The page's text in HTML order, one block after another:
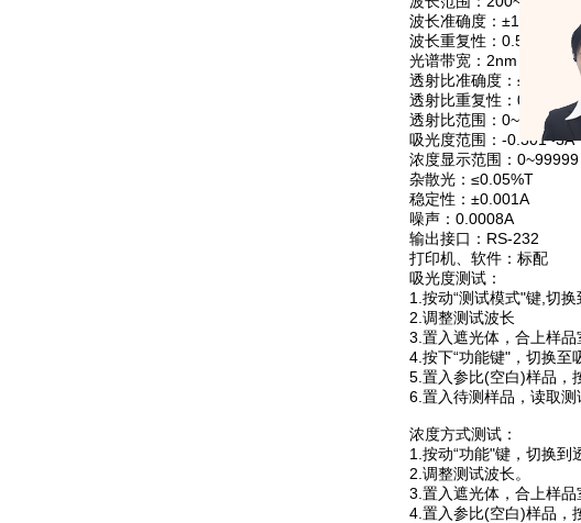
波长准确度：±1nm
波长重复性：0.5nm
光谱带宽：2nm
透射比准确度：≤0.5T
透射比重复性：0.2%T
透射比范围：0~200%T
吸光度范围：-0.301~3A
浓度显示范围：0~99999
杂散光：≤0.05%T
稳定性：±0.001A
噪声：0.0008A
输出接口：RS-232
打印机、软件：标配
吸光度测试：
1.按动“测试模式"键,切换
2.调整测试波长
3.置入遮光体，合上样品
4.按下“功能键"，切换至
5.置入参比(空白)样品，
6.置入待测样品，读取测
浓度方式测试：
1.按动“功能"键，切换到
2.调整测试波长。
3.置入遮光体，合上样品
4.置入参比(空白)样品，